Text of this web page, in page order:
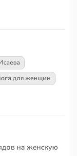
для женщин
на женскую